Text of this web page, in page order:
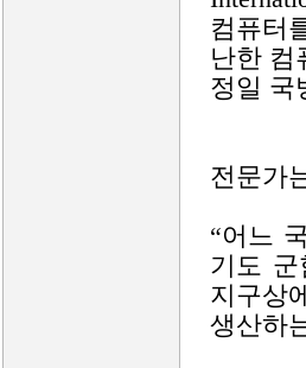
컴퓨터
난한 컴
정일 국
전문가
“어느
기도
지구상
생산하